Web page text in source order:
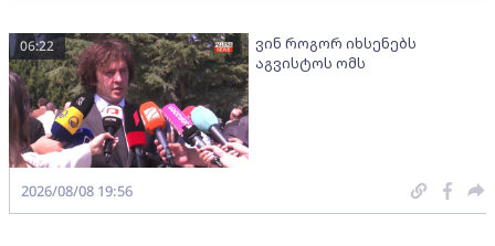
ვინ როგორ იხსენებს
აგვისტოს ომს
06:22
2026/08/08 19:56